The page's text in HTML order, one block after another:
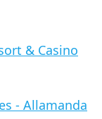
& Casino
- Allamanda